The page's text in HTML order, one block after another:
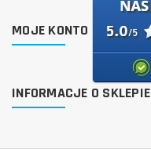
MOJE KONTO
INFORMACJE O SKLEPIE